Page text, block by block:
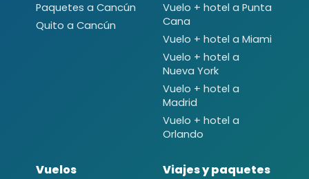
Paquetes a Cancún
Quito a Cancún
Vuelo + hotel a Punta
Cana
Vuelo + hotel a Miami
Vuelo + hotel a
Nueva York
Vuelo + hotel a
Madrid
Vuelo + hotel a
Orlando
Vuelos Viajes y paquetes